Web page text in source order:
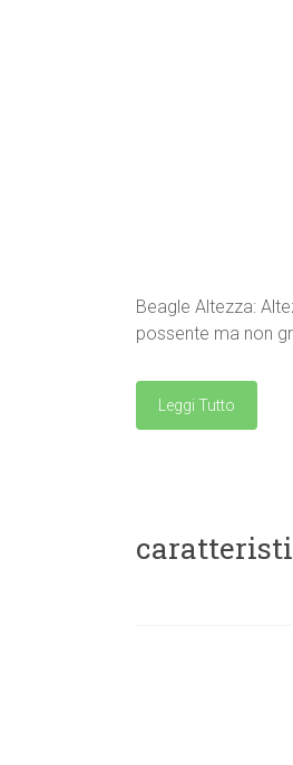
Beagle Altezza:
possente ma non
Leggi Tutto